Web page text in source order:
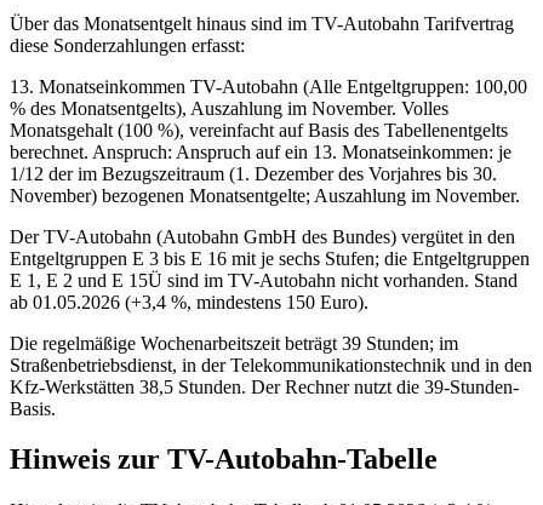
Über das Monatsentgelt hinaus sind im TV-Autobahn Tarifvertrag
diese Sonderzahlungen erfasst:
13. Monatseinkommen TV-Autobahn (Alle Entgeltgruppen: 100,00
% des Monatsentgelts), Auszahlung im November. Volles
Monatsgehalt (100 %), vereinfacht auf Basis des Tabellenentgelts
berechnet. Anspruch: Anspruch auf ein 13. Monatseinkommen: je
1/12 der im Bezugszeitraum (1. Dezember des Vorjahres bis 30.
November) bezogenen Monatsentgelte; Auszahlung im November.
Der TV-Autobahn (Autobahn GmbH des Bundes) vergütet in den
Entgeltgruppen E 3 bis E 16 mit je sechs Stufen; die Entgeltgruppen
E 1, E 2 und E 15Ü sind im TV-Autobahn nicht vorhanden. Stand
ab 01.05.2026 (+3,4 %, mindestens 150 Euro).
Die regelmäßige Wochenarbeitszeit beträgt 39 Stunden; im
Straßenbetriebsdienst, in der Telekommunikationstechnik und in den
Kfz-Werkstätten 38,5 Stunden. Der Rechner nutzt die 39-Stunden-
Basis.
Hinweis zur TV-Autobahn-Tabelle